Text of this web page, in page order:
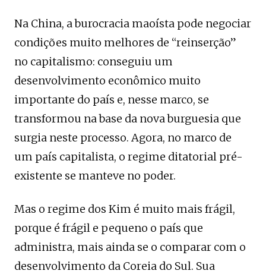
Na China, a burocracia maoísta pode negociar
condições muito melhores de “reinserção”
no capitalismo: conseguiu um
desenvolvimento econômico muito
importante do país e, nesse marco, se
transformou na base da nova burguesia que
surgia neste processo. Agora, no marco de
um país capitalista, o regime ditatorial pré-
existente se manteve no poder.
Mas o regime dos Kim é muito mais frágil,
porque é frágil e pequeno o país que
administra, mais ainda se o comparar com o
desenvolvimento da Coreia do Sul. Sua